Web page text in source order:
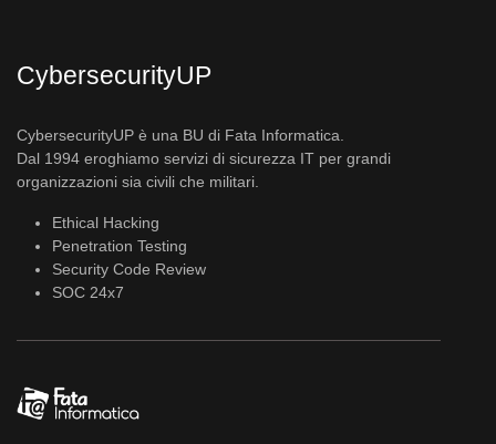
CybersecurityUP
CybersecurityUP è una BU di Fata Informatica.
Dal 1994 eroghiamo servizi di sicurezza IT per grandi
organizzazioni sia civili che militari.
Ethical Hacking
Penetration Testing
Security Code Review
SOC 24x7